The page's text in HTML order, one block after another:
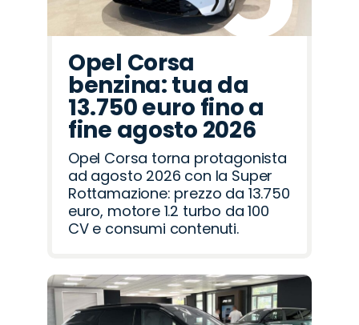
Opel Corsa
benzina: tua da
13.750 euro fino a
fine agosto 2026
Opel Corsa torna protagonista
ad agosto 2026 con la Super
Rottamazione: prezzo da 13.750
euro, motore 1.2 turbo da 100
CV e consumi contenuti.